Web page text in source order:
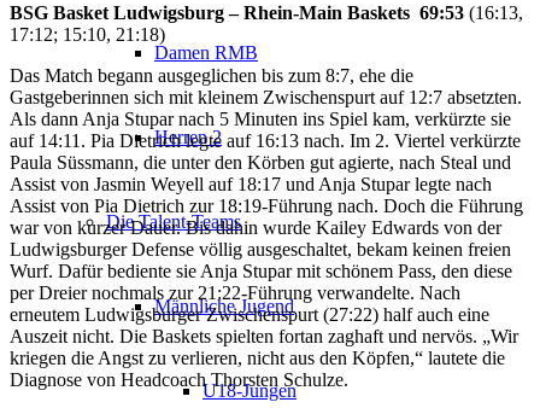
Damen RMB
Herren 2
Die Talent-Teams
Männliche Jugend
U18-Jungen
BSG Basket Ludwigsburg – Rhein-Main Baskets 69:53 (16:13,
17:12; 15:10, 21:18)
Das Match begann ausgeglichen bis zum 8:7, ehe die
Gastgeberinnen sich mit kleinem Zwischenspurt auf 12:7 absetzten.
Als dann Anja Stupar nach 5 Minuten ins Spiel kam, verkürzte sie
auf 14:11. Pia Dietrich legte auf 16:13 nach. Im 2. Viertel verkürzte
Paula Süssmann, die unter den Körben gut agierte, nach Steal und
Assist von Jasmin Weyell auf 18:17 und Anja Stupar legte nach
Assist von Pia Dietrich zur 18:19-Führung nach. Doch die Führung
war von kurzer Dauer. Bis dahin wurde Kailey Edwards von der
Ludwigsburger Defense völlig ausgeschaltet, bekam keinen freien
Wurf. Dafür bediente sie Anja Stupar mit schönem Pass, den diese
per Dreier nochmals zur 21:22-Führung verwandelte. Nach
erneutem Ludwigsburger Zwischenspurt (27:22) half auch eine
Auszeit nicht. Die Baskets spielten fortan zaghaft und nervös. „Wir
kriegen die Angst zu verlieren, nicht aus den Köpfen,“ lautete die
Diagnose von Headcoach Thorsten Schulze.